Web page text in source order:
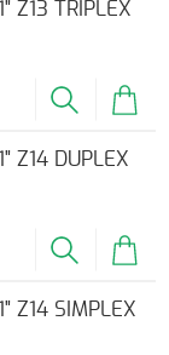
Z13 TRIPLEX
Z14 DUPLEX
Z14 SIMPLEX